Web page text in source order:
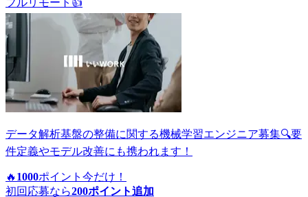
フルリモート 👍
データ解析基盤の整備に関する機械学習エンジニア募集🔍要
件定義やモデル改善にも携われます！
🔥 1000ポイント 今だけ！
初回応募なら200ポイント追加